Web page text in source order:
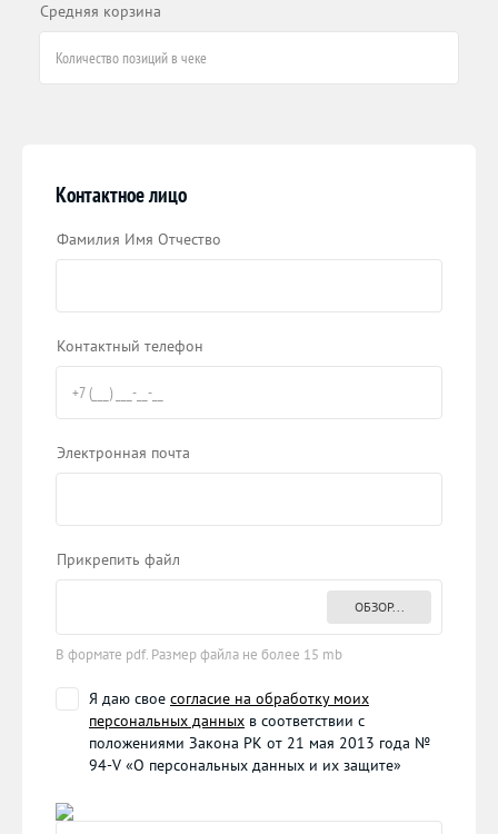
Средняя корзина
Контактное лицо
Фамилия Имя Отчество
Контактный телефон
Электронная почта
Прикрепить файл
ОБЗОР...
В формате pdf. Размер файла не более 15 mb
Я даю свое согласие на обработку моих
персональных данных в соответствии с
положениями Закона РК от 21 мая 2013 года №
94-V «О персональных данных и их защите»